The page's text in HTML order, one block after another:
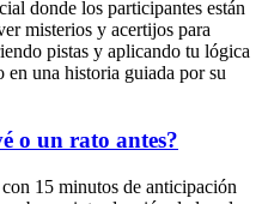
donde los participantes están
misterios y acertijos para
pistas y aplicando tu lógica
en una historia guiada por su
o un rato antes?
15 minutos de anticipación